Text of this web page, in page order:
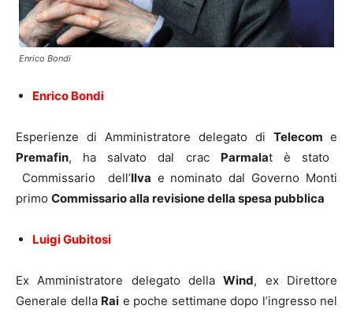
Enrico Bondi
Enrico Bondi
Esperienze di Amministratore delegato di Telecom e
Premafin, ha salvato dal crac Parmalat è stato
Commissario dell’Ilva e nominato dal Governo Monti
primo Commissario alla revisione della spesa pubblica
Luigi Gubitosi
Ex Amministratore delegato dellaWind, ex Direttore
Generale della Rai e poche settimane dopo l’ingresso nel